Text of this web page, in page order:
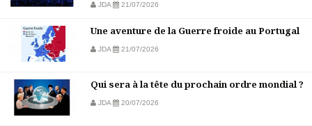
JDA 21/07/2026
Une aventure de la Guerre froide au Portugal
JDA 21/07/2026
Qui sera à la tête du prochain ordre mondial ?
JDA 20/07/2026